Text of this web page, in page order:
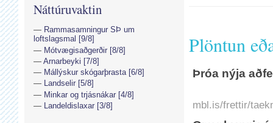
Plöntun
Þróa nýja
mbl.is/frettir/
Náttúruvaktin
Rammasamningur SÞ um
loftslagsmal [9/8]
Mótvægisaðgerðir [8/8]
Arnarbeyki [7/8]
Mállýskur skógarþrasta [6/8]
Landselir [5/8]
Minkar og trjásnákar [4/8]
Landeldislaxar [3/8]